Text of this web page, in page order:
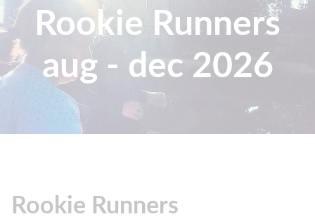
Rookie Runners
aug - dec 2026
Rookie Runners